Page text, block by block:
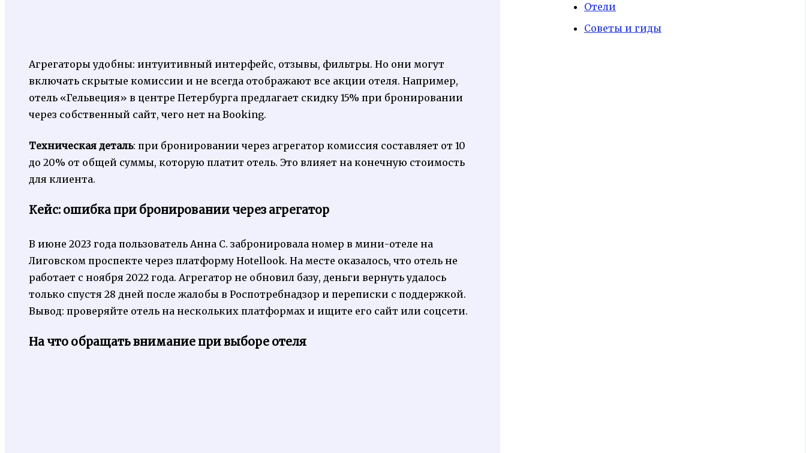
Агрегаторы удобны: интуитивный интерфейс, отзывы, фильтры. Но они могут
включать скрытые комиссии и не всегда отображают все акции отеля. Например,
отель «Гельвеция» в центре Петербурга предлагает скидку 15% при бронировании
через собственный сайт, чего нет на Booking.
Техническая деталь: при бронировании через агрегатор комиссия составляет от 10
до 20% от общей суммы, которую платит отель. Это влияет на конечную стоимость
для клиента.
Кейс: ошибка при бронировании через агрегатор
В июне 2023 года пользователь Анна С. забронировала номер в мини-отеле на
Лиговском проспекте через платформу Hotellook. На месте оказалось, что отель не
работает с ноября 2022 года. Агрегатор не обновил базу, деньги вернуть удалось
только спустя 28 дней после жалобы в Роспотребнадзор и переписки с поддержкой.
Вывод: проверяйте отель на нескольких платформах и ищите его сайт или соцсети.
На что обращать внимание при выборе отеля
Отели
Советы и гиды